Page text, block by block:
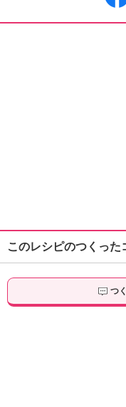
このレシピのつくった
つ